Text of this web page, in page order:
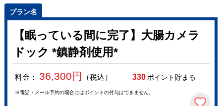
【眠っている間に完了】大腸カメラ
ドック *鎮静剤使用*
料金： 36,300円 （税込） 330ポイント貯まる
※電話・メール予約の場合にはポイントの付与はできません。